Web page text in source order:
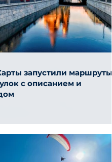
запустили маршруты
с описанием и